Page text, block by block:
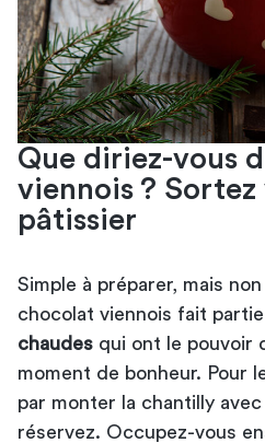
Que diriez-vous
viennois ?
pâtissier
Simple à préparer, mais
chocolat viennois fait
chaudes qui ont le pouvoir
moment de bonheur. Pour
par monter la chantilly
réservez. Occupez-vous